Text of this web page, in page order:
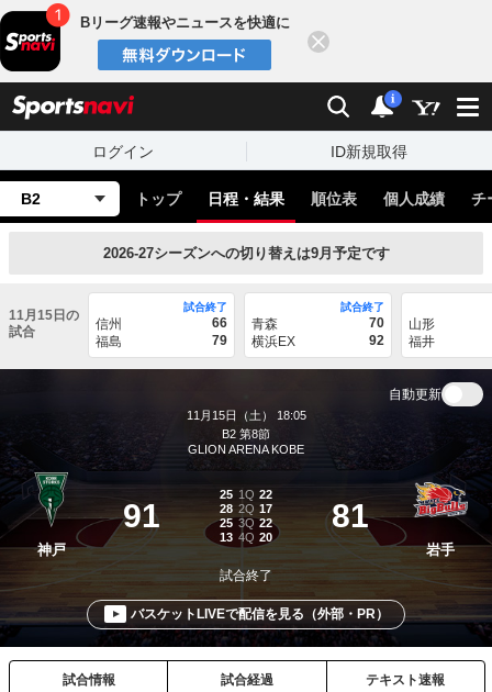
Bリーグ速報やニュースを快適に
検索 通知
i
ログイン ID新規取得
B2 トップ 日程・結果 順位表 個人成績 チ
2026-27シーズンへの切り替えは9月予定です
11月15日の
試合
試合終了
信州
66
福島
79
試合終了
青森
70
横浜EX
92
山形
福井